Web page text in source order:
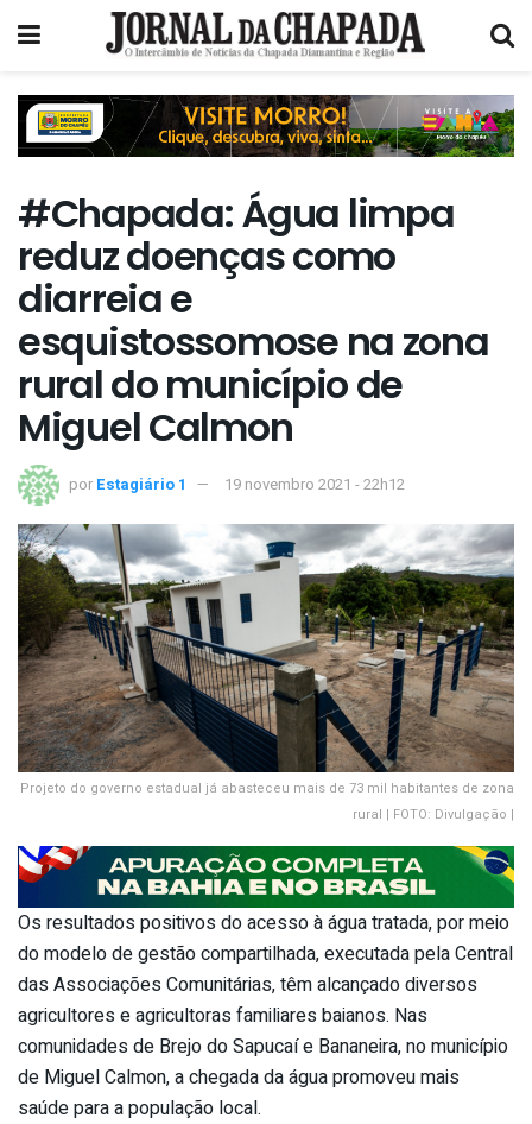
#Chapada: Água limpa
reduz doenças como
diarreia e
esquistossomose na zona
rural do município de
Miguel Calmon
por Estagiário 1 19 novembro 2021 - 22h12
Projeto do governo estadual já abasteceu mais de 73 mil habitantes de zona
rural | FOTO: Divulgação |
Os resultados positivos do acesso à água tratada, por meio
do modelo de gestão compartilhada, executada pela Central
das Associações Comunitárias, têm alcançado diversos
agricultores e agricultoras familiares baianos. Nas
comunidades de Brejo do Sapucaí e Bananeira, no município
de Miguel Calmon, a chegada da água promoveu mais
saúde para a população local.